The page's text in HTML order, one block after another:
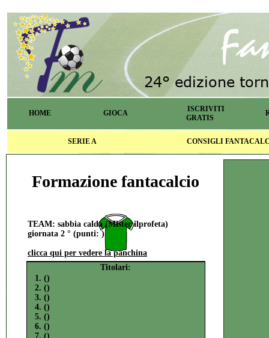
HOME GIOCA
ISCRIVITI
GRATIS
SERIE A CONSIGLI
Formazione fantacalcio
TEAM: sabbia calda (Mister ilprofeta)
giornata 2 ° (punti: )
clicca qui per vedere la panchina
Titolari:
1. ()
2. ()
3. ()
4. ()
5. ()
6. ()
7. ()